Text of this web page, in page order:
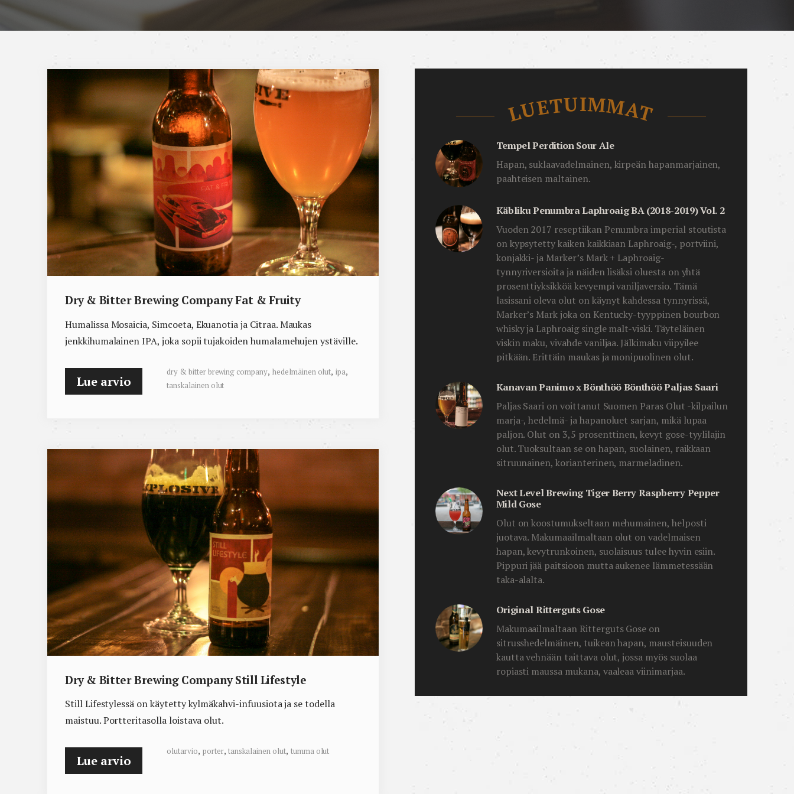
Fat
&
Fruity
Dry & Bitter Brewing Company Fat & Fruity
Humalissa Mosaicia, Simcoeta, Ekuanotia ja Citraa. Maukas
jenkkihumalainen IPA, joka sopii tujakoiden humalamehujen ystäville.
Lue arvio
dry & bitter brewing company, hedelmäinen olut, ipa,
tanskalainen olut
Dry & Bitter Brewing Company Still Lifestyle
Still Lifestylessä on käytetty kylmäkahvi-infuusiota ja se todella
maistuu. Portteritasolla loistava olut.
Lue arvio
olutarvio, porter, tanskalainen olut, tumma olut
LUETUIMMAT
Tempel Perdition Sour Ale
Hapan, suklaavadelmainen, kirpeän hapanmarjainen,
paahteisen maltainen.
Käbliku Penumbra Laphroaig BA (2018-2019) Vol. 2
Vuoden 2017 reseptiikan Penumbra imperial stoutista
on kypsytetty kaiken kaikkiaan Laphroaig-, portviini,
konjakki- ja Marker’s Mark + Laphroaig-
tynnyriversioita ja näiden lisäksi oluesta on yhtä
prosenttiyksikköä kevyempi vaniljaversio. Tämä
lasissani oleva olut on käynyt kahdessa tynnyrissä,
Marker’s Mark joka on Kentucky-tyyppinen bourbon
whisky ja Laphroaig single malt-viski. Täyteläinen
viskin maku, vivahde vaniljaa. Jälkimaku viipyilee
pitkään. Erittäin maukas ja monipuolinen olut.
Kanavan Panimo x Bönthöö Bönthöö Paljas Saari
Paljas Saari on voittanut Suomen Paras Olut -kilpailun
marja-, hedelmä- ja hapanoluet sarjan, mikä lupaa
paljon. Olut on 3,5 prosenttinen, kevyt gose-tyylilajin
olut. Tuoksultaan se on hapan, suolainen, raikkaan
sitruunainen, korianterinen, marmeladinen.
Next Level Brewing Tiger Berry Raspberry Pepper
Mild Gose
Olut on koostumukseltaan mehumainen, helposti
juotava. Makumaailmaltaan olut on vadelmaisen
hapan, kevytrunkoinen, suolaisuus tulee hyvin esiin.
Pippuri jää paitsioon mutta aukenee lämmetessään
taka-alalta.
Original Ritterguts Gose
Makumaailmaltaan Ritterguts Gose on
sitrusshedelmäinen, tuikean hapan, mausteisuuden
kautta vehnään taittava olut, jossa myös suolaa
ropiasti maussa mukana, vaaleaa viinimarjaa.